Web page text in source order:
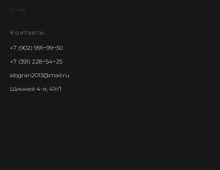
О нас
Контакты
+7 (902) 991−99−50
+7 (391) 228−54−25
sibgran2013@mail.ru
Шинная 4-я, 41г/1